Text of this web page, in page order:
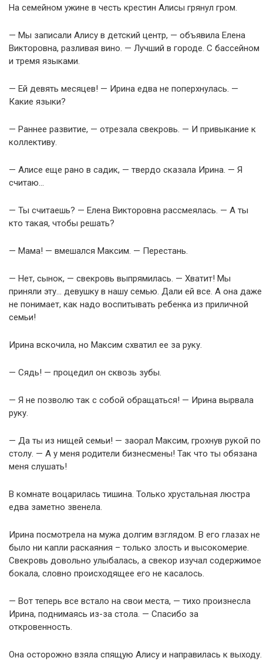
На семейном ужине в честь крестин Алисы грянул гром.
— Мы записали Алису в детский центр, — объявила Елена
Викторовна, разливая вино. — Лучший в городе. С бассейном
и тремя языками.
— Ей девять месяцев! — Ирина едва не поперхнулась. —
Какие языки?
— Раннее развитие, — отрезала свекровь. — И привыкание к
коллективу.
— Алисе еще рано в садик, — твердо сказала Ирина. — Я
считаю…
— Ты считаешь? — Елена Викторовна рассмеялась. — А ты
кто такая, чтобы решать?
— Мама! — вмешался Максим. — Перестань.
— Нет, сынок, — свекровь выпрямилась. — Хватит! Мы
приняли эту… девушку в нашу семью. Дали ей все. А она даже
не понимает, как надо воспитывать ребенка из приличной
семьи!
Ирина вскочила, но Максим схватил ее за руку.
— Сядь! — процедил он сквозь зубы.
— Я не позволю так с собой обращаться! — Ирина вырвала
руку.
— Да ты из нищей семьи! — заорал Максим, грохнув рукой по
столу. — А у меня родители бизнесмены! Так что ты обязана
меня слушать!
В комнате воцарилась тишина. Только хрустальная люстра
едва заметно звенела.
Ирина посмотрела на мужа долгим взглядом. В его глазах не
было ни капли раскаяния – только злость и высокомерие.
Свекровь довольно улыбалась, а свекор изучал содержимое
бокала, словно происходящее его не касалось.
— Вот теперь все встало на свои места, — тихо произнесла
Ирина, поднимаясь из-за стола. — Спасибо за
откровенность.
Она осторожно взяла спящую Алису и направилась к выходу.